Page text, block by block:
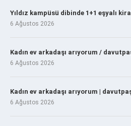
Yıldız kampüsü dibinde 1+1 eşyalı
6 Ağustos 2026
Kadın ev arkadaşı arıyorum /
6 Ağustos 2026
Kadın ev arkadaşı arıyorum |
6 Ağustos 2026